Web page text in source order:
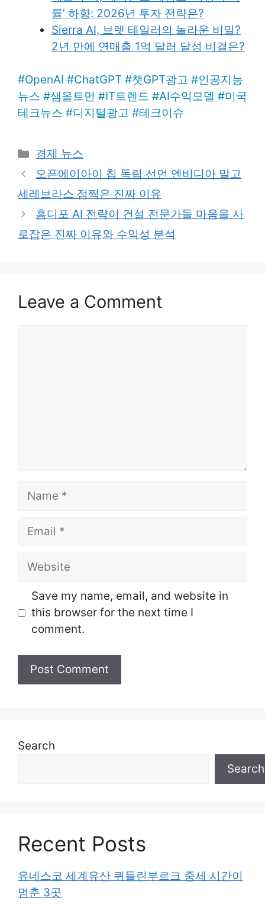
률’ 하향: 2026년 투자 전략은?
Sierra AI, 브렛 테일러의 놀라운 비밀?
2년 만에 연매출 1억 달러 달성 비결은?
#OpenAI #ChatGPT #챗GPT광고 #인공지능
뉴스 #샘올트먼 #IT트렌드 #AI수익모델 #미국
테크뉴스 #디지털광고 #테크이슈
Categories
경제 뉴스
오픈에이아이 칩 독립 선언 엔비디아 말고
세레브라스 점찍은 진짜 이유
홈디포 AI 전략이 건설 전문가들 마음을 사
로잡은 진짜 이유와 수익성 분석
Leave a Comment
Name
Email
Website
Save my name, email, and website in
this browser for the next time I
comment.
Search
Search
Recent Posts
유네스코 세계유산 퀴들린부르크 중세 시간이
멈춘 3곳